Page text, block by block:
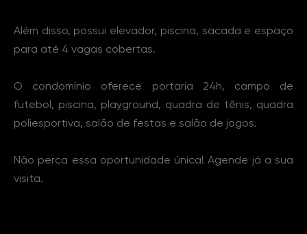
Além disso, possui elevador, piscina, sacada e espaço
para até 4 vagas cobertas.
O condomínio oferece portaria 24h, campo de
futebol, piscina, playground, quadra de tênis, quadra
poliesportiva, salão de festas e salão de jogos.
Não perca essa oportunidade única! Agende já a sua
visita.